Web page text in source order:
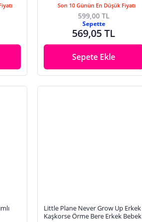
Son 10 Günün En Düşük Fiyatı
599,00 TL
Sepette
569,05 TL
Sepete Ekle
Little Plane Never Grow Up Erkek
Kaşkorse Örme Bere Erkek Bebek